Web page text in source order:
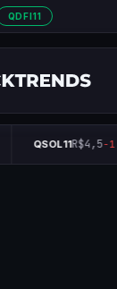
QDFI11
QSOL11R$4,5-